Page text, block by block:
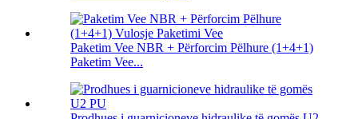
Paketim Vee NBR + Përforcim Pëlhure (1+4+1)
Paketim Vee...